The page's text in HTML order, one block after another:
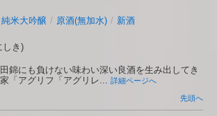
純米大吟醸 / 原酒(無加水) / 新酒
しき)
錦にも負けない味わい深い良酒を生み出してき
「アグリフ「アグリレ... 詳細ページへ
先頭へ